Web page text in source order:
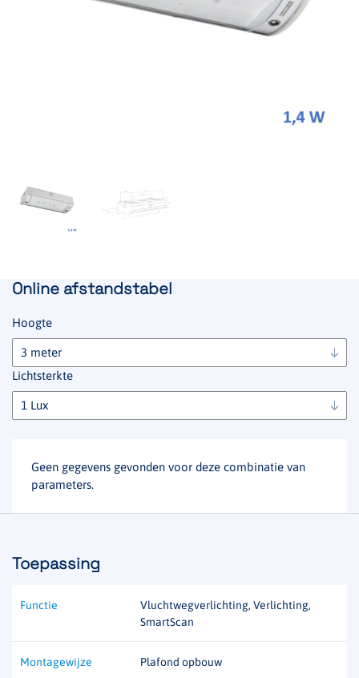
Online afstandstabel
Hoogte
Lichtsterkte
Geen gegevens gevonden voor deze combinatie van
parameters.
Toepassing
Functie
Vluchtwegverlichting, Verlichting,
SmartScan
Montagewijze Plafond opbouw